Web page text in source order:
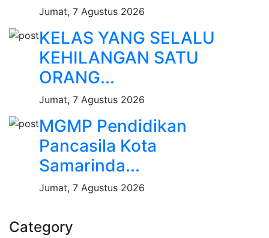
Jumat, 7 Agustus 2026
KELAS YANG SELALU
KEHILANGAN SATU
ORANG...
Jumat, 7 Agustus 2026
MGMP Pendidikan
Pancasila Kota
Samarinda...
Jumat, 7 Agustus 2026
Category